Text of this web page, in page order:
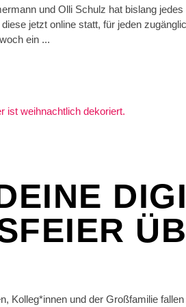
und Olli Schulz hat bislang
jetzt online statt, für jeden
ein
Kolleg*innen und der Großfamilie